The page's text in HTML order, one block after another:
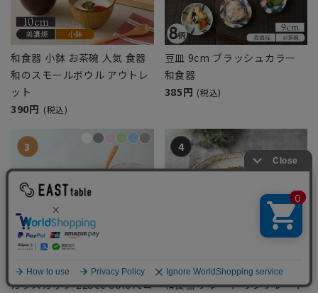
和食器 小鉢 お茶碗 人気 食器
和のスモールボウル アウトレ
ット
390円 (税込)
豆皿 9cm ブラッシュカラー
和食器
385円 (税込)
ガラスカップ 225cc Coloreコ 和食器 プレート ワンプレート